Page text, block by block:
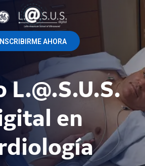
INSCRIBIRME AHORA
L.@.S.U.S.
en